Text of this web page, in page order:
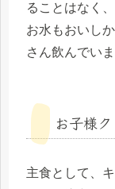
ることはなく
お水もおいし
さん飲んでいま
お子様
主食として、